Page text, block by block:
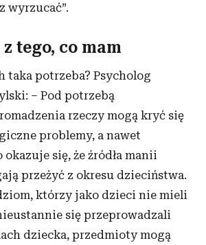
wyrzucać”.
tego, co mam
taka potrzeba? Psycholog
– Pod potrzebą
rzeczy mogą kryć się
problemy, a nawet
okazuje się, że źródła manii
przeżyć z okresu dzieciństwa.
którzy jako dzieci nie mieli
się przeprowadzali
dziecka, przedmioty mogą